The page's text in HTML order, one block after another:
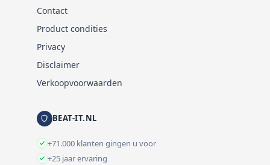
Contact
Product condities
Privacy
Disclaimer
Verkoopvoorwaarden
BEAT-IT.NL
+71.000 klanten gingen u voor
+25 jaar ervaring